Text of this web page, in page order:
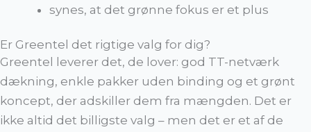
synes, at det grønne fokus er et plus
Er Greentel det rigtige valg for dig?
Greentel leverer det, de lover: god TT-netværk
dækning, enkle pakker uden binding og et grønt
koncept, der adskiller dem fra mængden. Det er
ikke altid det billigste valg – men det er et af de